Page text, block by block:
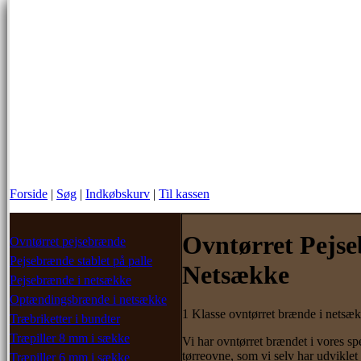
Forside | Søg | Indkøbskurv | Til kassen
Ovntørret pejsebrænde
Pejsebrænde stablet på palle
Pejsebrænde i netsække
Optændingsbrænde i netsække
Træbriketter i bundter
Træpiller 8 mm i sække
Træpiller 6 mm i sække
Ovntørret
Netsække
1 Klasse ovntørret brænde i
Vi har ovntørret brændet i vores
tørreovne, som vi selv har